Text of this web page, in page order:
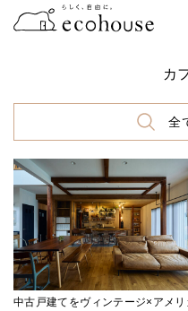
カ
全
中古戸建てをヴィンテージ×アメリ